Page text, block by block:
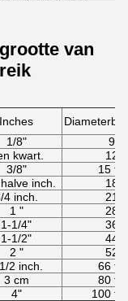
van
Inches
1/8"
9-
kwart.
12-
3/8"
15
inch.
18-
4 inch.
21-
1 "
28-
1-1/4"
36-
1-1/2"
44-
2 "
52-
2 inch.
66
3 cm
80
4" 100